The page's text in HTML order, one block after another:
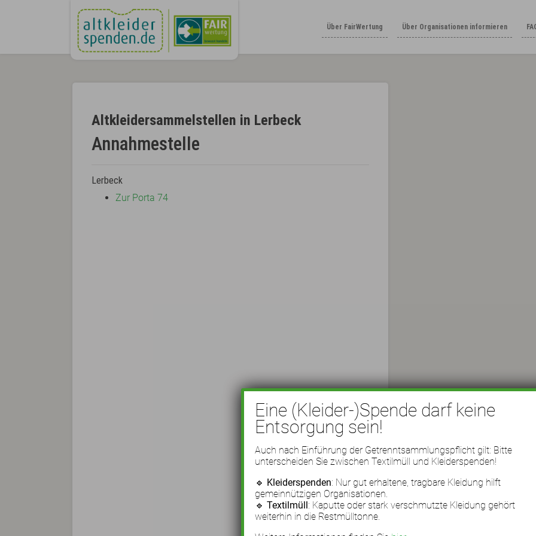
Über FairWertung Über Organisationen informieren
Altkleidersammelstellen in Lerbeck
Annahmestelle
Lerbeck
Zur Porta 74
Eine (Kleider-)Spende darf keine
Entsorgung sein!
Auch nach Einführung der Getrenntsammlungspflicht gilt: Bitte
unterscheiden Sie zwischen Textilmüll und Kleiderspenden!
🔹 Kleiderspenden: Nur gut erhaltene, tragbare Kleidung hilft
gemeinnützigen Organisationen.
🔹Textilmüll: Kaputte oder stark verschmutzte Kleidung gehört
weiterhin in die Restmülltonne.